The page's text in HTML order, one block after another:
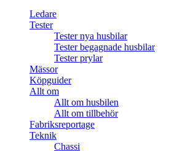
Ledare
Tester
Tester nya husbilar
Tester begagnade husbilar
Tester prylar
Mässor
Köpguider
Allt om
Allt om husbilen
Allt om tillbehör
Fabriksreportage
Teknik
Chassi